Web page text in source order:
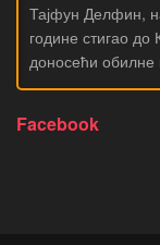
Тајфун Делфин,
године стигао
доносећи обилне
Facebook